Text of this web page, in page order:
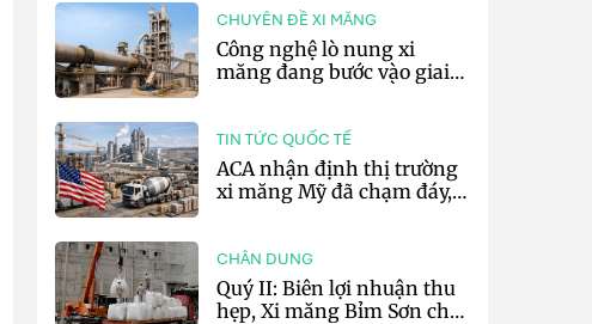
CHUYÊN ĐỀ XI MĂNG
Công nghệ lò nung xi
măng đang bước vào giai
TIN TỨC QUỐC TẾ
ACA nhận định thị trường
xi măng Mỹ đã chạm đáy,
CHÂN DUNG
Quý II: Biên lợi nhuận thu
hẹp, Xi măng Bỉm Sơn chỉ